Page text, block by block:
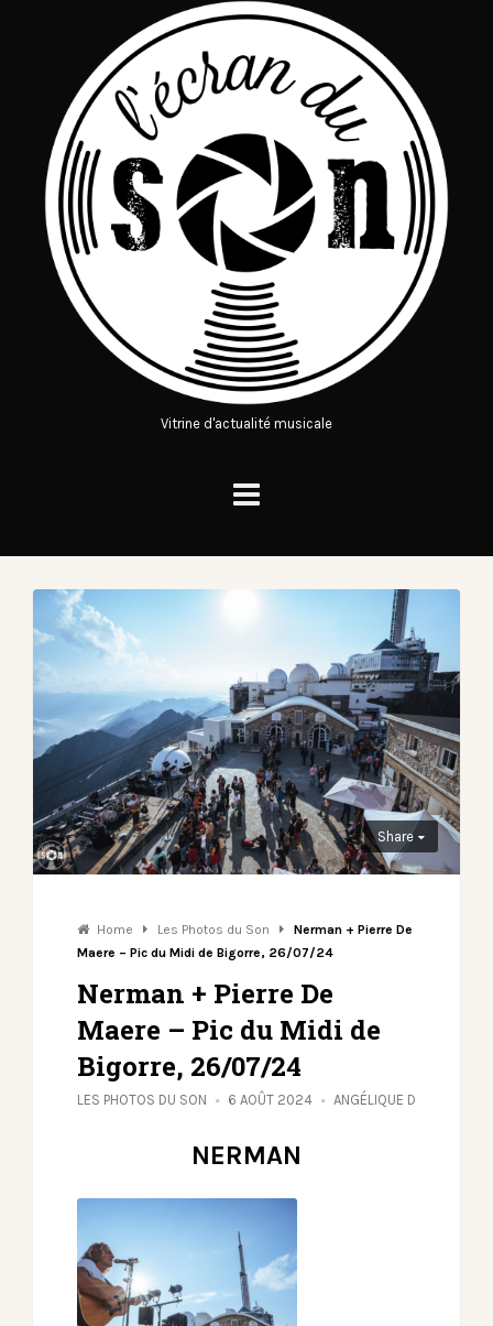
Vitrine d'actualité musicale
Share
Home Les Photos du Son
Nerman + Pierre De
Maere – Pic du Midi de Bigorre, 26/07/24
Nerman + Pierre De
Maere – Pic du Midi de
Bigorre, 26/07/24
LES PHOTOS DU SON 6 AOÛT 2024 ANGÉLIQUE D
NERMAN